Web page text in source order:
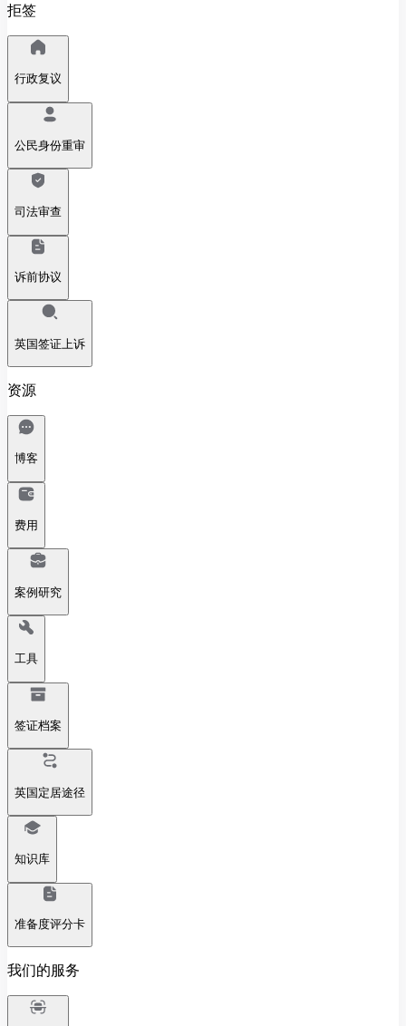
拒签
行政复议
公民身份重审
司法审查
诉前协议
英国签证上诉
资源
博客
费用
案例研究
工具
签证档案
英国定居途径
知识库
准备度评分卡
我们的服务